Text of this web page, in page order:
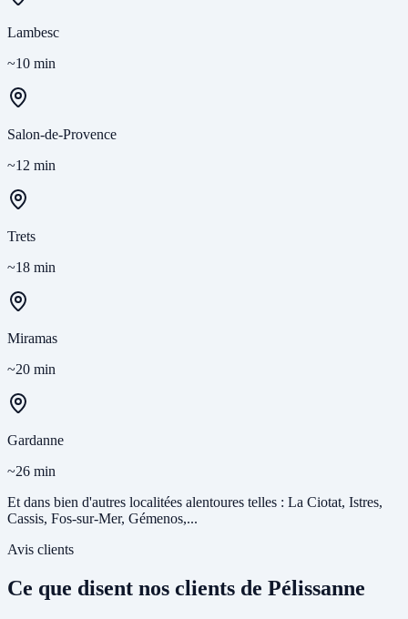
Lambesc
~10 min
Salon-de-Provence
~12 min
Trets
~18 min
Miramas
~20 min
Gardanne
~26 min
Et dans bien d'autres localitées alentoures telles : La Ciotat, Istres,
Cassis, Fos-sur-Mer, Gémenos,...
Avis clients
Ce que disent nos clients de Pélissanne